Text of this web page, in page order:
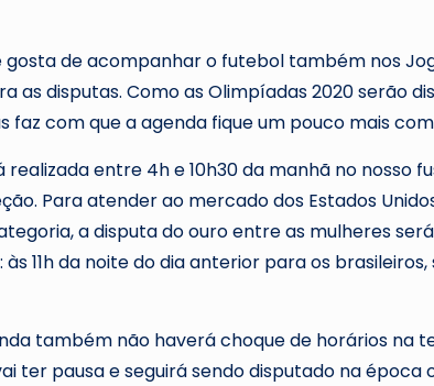
gosta de acompanhar o futebol também nos
as disputas. Como as Olimpíadas 2020 serão
faz com que a agenda fique um pouco mais
entre 4h e 10h30 da manhã no nosso
Para atender ao mercado dos Estados
a disputa do ouro entre as mulheres será
11h da noite do dia anterior para os
também não haverá choque de horários na
ter pausa e seguirá sendo disputado na época